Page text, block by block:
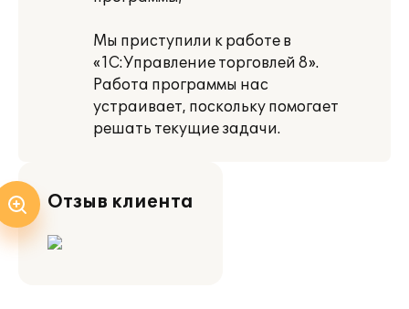
Мы приступили к работе в
«1С:Управление торговлей 8».
Работа программы нас
устраивает, поскольку помогает
решать текущие задачи.
Отзыв клиента